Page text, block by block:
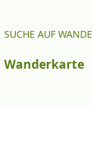
SUCHE AUF
Wanderkarte